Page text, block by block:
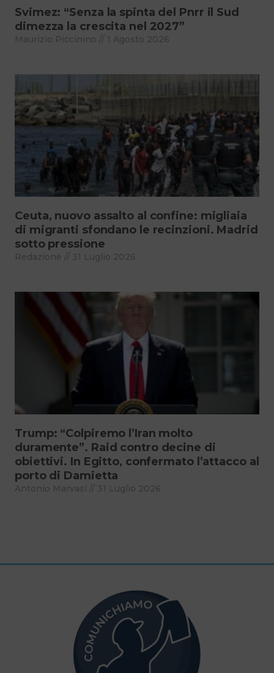
Svimez: “Senza la spinta del Pnrr il Sud
dimezza la crescita nel 2027”
Maurizio Piccinino 1 Agosto 2026
Ceuta, nuovo assalto al confine: migliaia
di migranti sfondano le recinzioni. Madrid
sotto pressione
Redazione 31 Luglio 2026
Trump: “Colpiremo l’Iran molto
duramente”. Raid contro decine di
obiettivi. In Egitto, confermato l’attacco al
porto di Damietta
Antonio Marvasi 31 Luglio 2026